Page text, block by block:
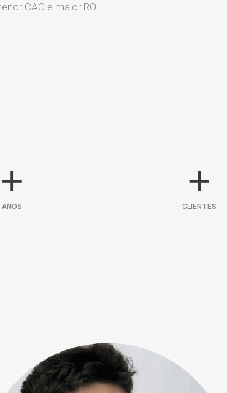
CAC e maior ROI.
+
ANOS
+
CLIENTES